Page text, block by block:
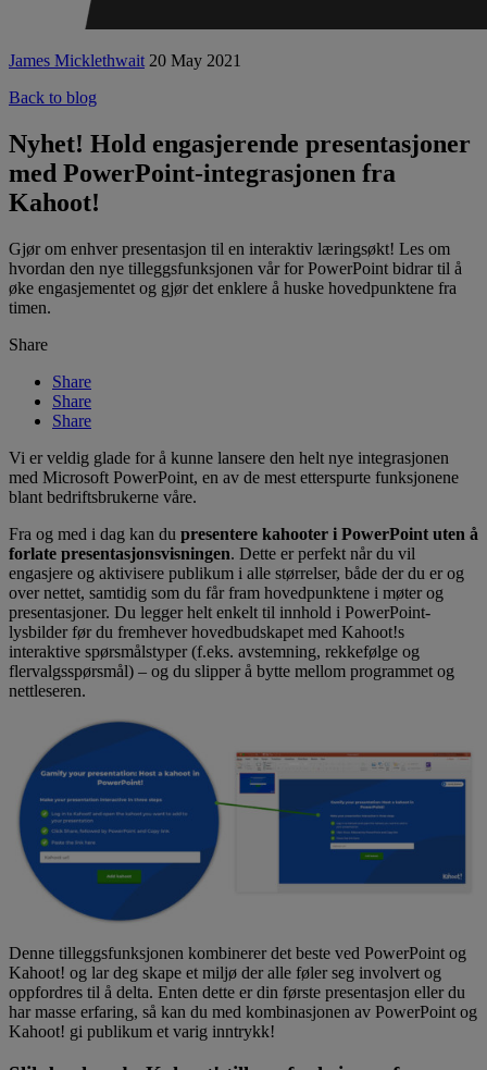
James Micklethwait 20 May 2021
Back to blog
Nyhet! Hold engasjerende presentasjoner
med PowerPoint-integrasjonen fra
Kahoot!
Gjør om enhver presentasjon til en interaktiv læringsøkt! Les om
hvordan den nye tilleggsfunksjonen vår for PowerPoint bidrar til å
øke engasjementet og gjør det enklere å huske hovedpunktene fra
timen.
Share
Share
Share
Share
Vi er veldig glade for å kunne lansere den helt nye integrasjonen
med Microsoft PowerPoint, en av de mest etterspurte funksjonene
blant bedriftsbrukerne våre.
Fra og med i dag kan du presentere kahooter i PowerPoint uten å
forlate presentasjonsvisningen. Dette er perfekt når du vil
engasjere og aktivisere publikum i alle størrelser, både der du er og
over nettet, samtidig som du får fram hovedpunktene i møter og
presentasjoner. Du legger helt enkelt til innhold i PowerPoint-
lysbilder før du fremhever hovedbudskapet med Kahoot!s
interaktive spørsmålstyper (f.eks. avstemning, rekkefølge og
flervalgsspørsmål) – og du slipper å bytte mellom programmet og
nettleseren.
Denne tilleggsfunksjonen kombinerer det beste ved PowerPoint og
Kahoot! og lar deg skape et miljø der alle føler seg involvert og
oppfordres til å delta. Enten dette er din første presentasjon eller du
har masse erfaring, så kan du med kombinasjonen av PowerPoint og
Kahoot! gi publikum et varig inntrykk!